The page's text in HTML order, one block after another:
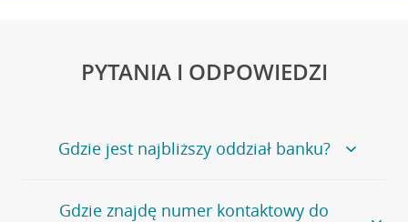
PYTANIA I ODPOWIEDZI
Gdzie jest najbliższy oddział banku?
Jeśli szukasz oddziału naszego banku, zapraszamy na
Gdzie znajdę numer kontaktowy do